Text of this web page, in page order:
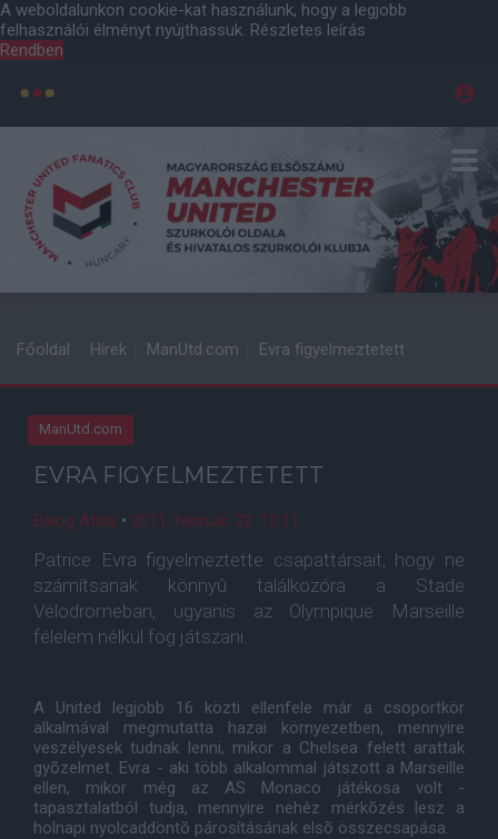
A weboldalunkon cookie-kat használunk, hogy a legjobb
felhasználói élményt nyújthassuk. Részletes leírás
Rendben
Főoldal Hírek ManUtd.com Evra figyelmeztetett
ManUtd.com
EVRA FIGYELMEZTETETT
Balog Attila • 2011. február. 22. 13:11
Patrice Evra figyelmeztette csapattársait, hogy ne
számítsanak könnyû találkozóra a Stade
Vélodromeban, ugyanis az Olympique Marseille
félelem nélkül fog játszani.
A United legjobb 16 közti ellenfele már a csoportkör
alkalmával megmutatta hazai környezetben, mennyire
veszélyesek tudnak lenni, mikor a Chelsea felett arattak
gyõzelmet. Evra - aki több alkalommal játszott a Marseille
ellen, mikor még az AS Monaco játékosa volt -
tapasztalatból tudja, mennyire nehéz mérkõzés lesz a
holnapi nyolcaddöntõ párosításának elsõ összecsapása.